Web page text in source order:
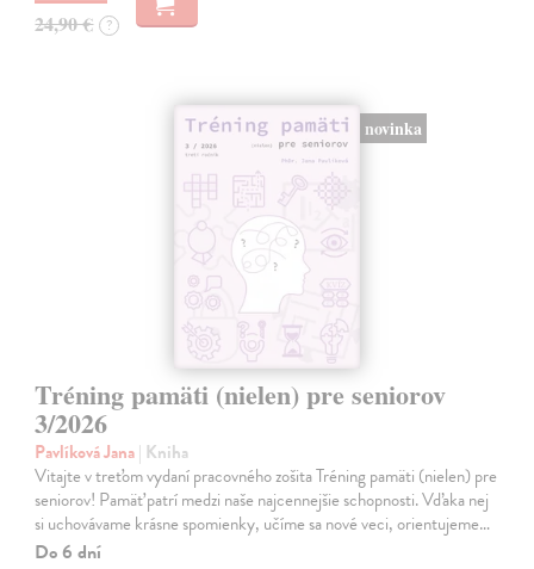
24,90 € ?
novinka
Tréning pamäti (nielen) pre seniorov
3/2026
Pavlíková Jana| Kniha
Vitajte v treťom vydaní pracovného zošita Tréning pamäti (nielen) pre
seniorov! Pamäť patrí medzi naše najcennejšie schopnosti. Vďaka nej
si uchovávame krásne spomienky, učíme sa nové veci, orientujeme…
Do 6 dní